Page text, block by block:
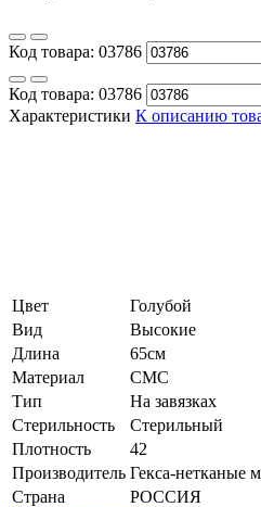
Код товара: 03786
Код товара: 03786
Характеристики К описанию
Цвет
Голубой
Вид
Высокие
Длина
65см
Материал
СМС
Тип
На завязках
Стерильность
Стерильный
Плотность
42
Производитель Гекса-
Страна
РОССИЯ